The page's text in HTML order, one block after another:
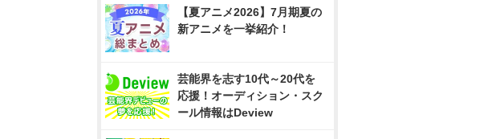
【夏アニメ2026】7月期夏の
新アニメを一挙紹介！
芸能界を志す10代～20代を
応援！オーディション・スク
ール情報はDeview